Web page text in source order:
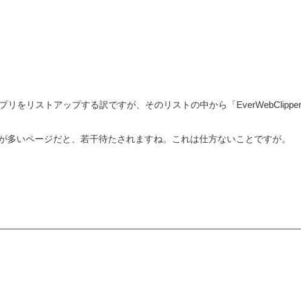
リをリストアップする訳ですが、そのリストの中から「
いページだと、若干待たされますね。これは仕方ないことですが。